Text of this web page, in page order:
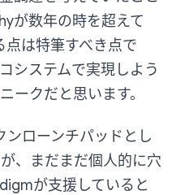
が数年の時を超えて
点は特筆すべき点で
システムで実現しよう
ークだと思います。
ローンチパッドとし
、まだまだ個人的に穴
が支援していると